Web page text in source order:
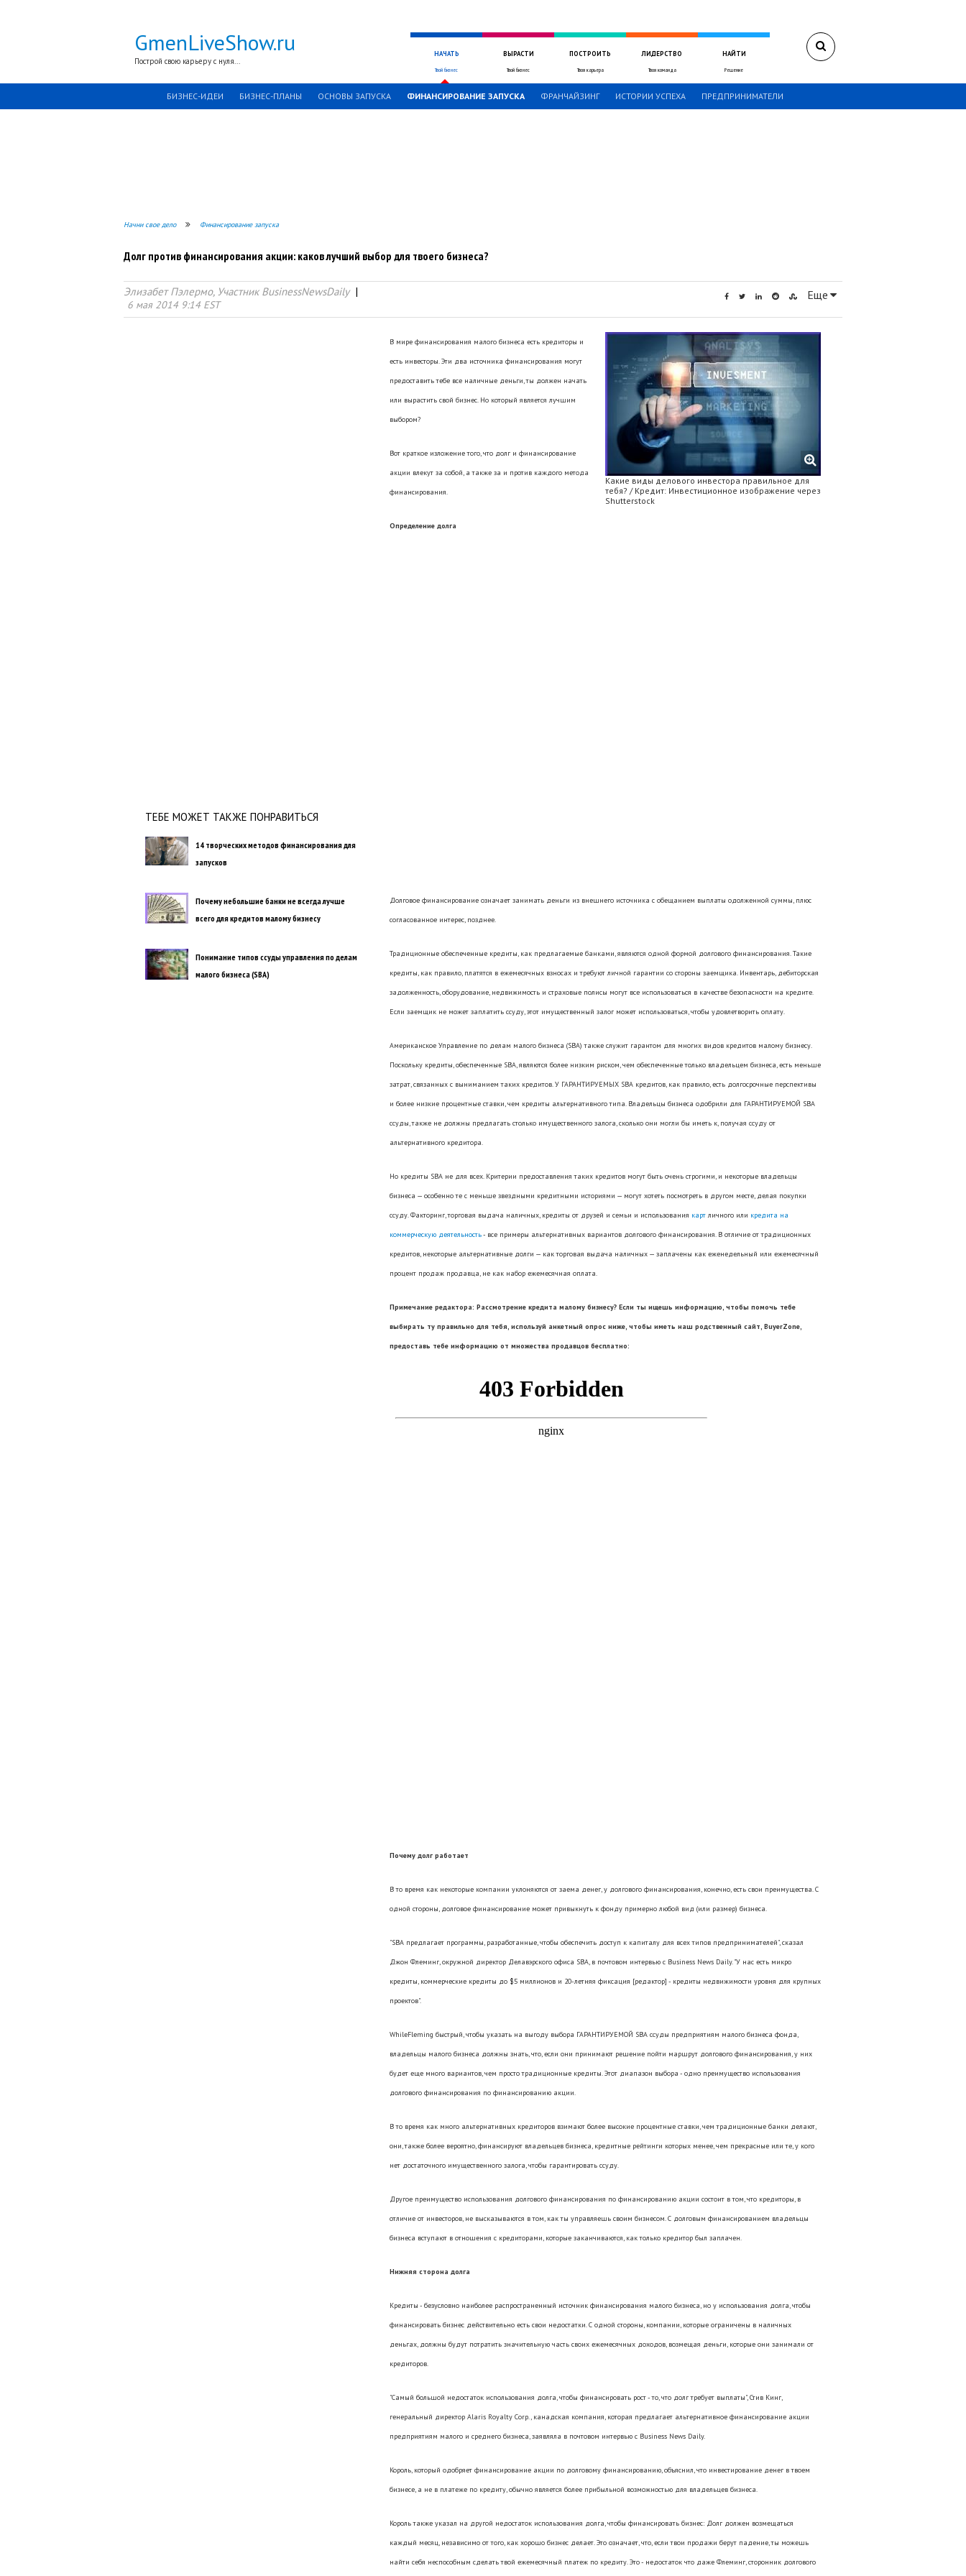
GmenLiveShow.ru
Построй свою карьеру с нуля...
НАЧАТЬ
Твой бизнес
ВЫРАСТИ
Твой бизнес
ПОСТРОИТЬ
Твоя карьера
ЛИДЕРСТВО
Твоя команда
НАЙТИ
Решение
БИЗНЕС-ИДЕИ БИЗНЕС-ПЛАНЫ ОСНОВЫ ЗАПУСКА ФИНАНСИРОВАНИЕ ЗАПУСКА ФРАНЧАЙЗИНГ ИСТОРИИ УСПЕХА ПРЕДПРИНИМАТЕЛИ
Начни свое дело Финансирование запуска
Долг против финансирования акции: каков лучший выбор для твоего бизнеса?
Элизабет Пэлермо, Участник BusinessNewsDaily
6 мая 2014 9:14 EST
Еще
Какие виды делового инвестора правильное для
тебя? / Кредит: Инвестиционное изображение через
Shutterstock
В мире финансирования малого бизнеса есть кредиторы и
есть инвесторы. Эти два источника финансирования могут
предоставить тебе все наличные деньги, ты должен начать
или вырастить свой бизнес. Но который является лучшим
выбором?
Вот краткое изложение того, что долг и финансирование
акции влекут за собой, а также за и против каждого метода
финансирования.
Определение долга
Долговое финансирование означает занимать деньги из внешнего источника с обещанием выплаты одолженной суммы, плюс
согласованное интерес, позднее.
Традиционные обеспеченные кредиты, как предлагаемые банками, являются одной формой долгового финансирования. Такие
кредиты, как правило, платятся в ежемесячных взносах и требуют личной гарантии со стороны заемщика. Инвентарь, дебиторская
задолженность, оборудование, недвижимость и страховые полисы могут все использоваться в качестве безопасности на кредите.
Если заемщик не может заплатить ссуду, этот имущественный залог может использоваться, чтобы удовлетворить оплату.
Американское Управление по делам малого бизнеса (SBA) также служит гарантом для многих видов кредитов малому бизнесу.
Поскольку кредиты, обеспеченные SBA, являются более низким риском, чем обеспеченные только владельцем бизнеса, есть меньше
затрат, связанных с выниманием таких кредитов. У ГАРАНТИРУЕМЫХ SBA кредитов, как правило, есть долгосрочные перспективы
и более низкие процентные ставки, чем кредиты альтернативного типа. Владельцы бизнеса одобрили для ГАРАНТИРУЕМОЙ SBA
ссуды, также не должны предлагать столько имущественного залога, сколько они могли бы иметь к, получая ссуду от
альтернативного кредитора.
Но кредиты SBA не для всех. Критерии предоставления таких кредитов могут быть очень строгими, и некоторые владельцы
бизнеса — особенно те с меньше звездными кредитными историями — могут хотеть посмотреть в другом месте, делая покупки
ссуду. Факторинг, торговая выдача наличных, кредиты от друзей и семьи и использования картличного или кредита на
коммерческую деятельность- все примеры альтернативных вариантов долгового финансирования. В отличие от традиционных
кредитов, некоторые альтернативные долги — как торговая выдача наличных — заплачены как еженедельный или ежемесячный
процент продаж продавца, не как набор ежемесячная оплата.
Примечание редактора: Рассмотрение кредита малому бизнесу? Если ты ищешь информацию, чтобы помочь тебе
выбирать ту правильно для тебя, используй анкетный опрос ниже, чтобы иметь наш родственный сайт, BuyerZone,
предоставь тебе информацию от множества продавцов бесплатно:
Почему долг работает
В то время как некоторые компании уклоняются от заема денег, у долгового финансирования, конечно, есть свои преимущества. С
одной стороны, долговое финансирование может привыкнуть к фонду примерно любой вид (или размер) бизнеса.
"SBA предлагает программы, разработанные, чтобы обеспечить доступ к капиталу для всех типов предпринимателей", сказал
Джон Флеминг, окружной директор Делавэрского офиса SBA, в почтовом интервью с Business News Daily. "У нас есть микро
кредиты, коммерческие кредиты до $5 миллионов и 20-летняя фиксация [редактор] - кредиты недвижимости уровня для крупных
проектов".
WhileFleming быстрый, чтобы указать на выгоду выбора ГАРАНТИРУЕМОЙ SBA ссуды предприятиям малого бизнеса фонда,
владельцы малого бизнеса должны знать, что, если они принимают решение пойти маршрут долгового финансирования, у них
будет еще много вариантов, чем просто традиционные кредиты. Этот диапазон выбора - одно преимущество использования
долгового финансирования по финансированию акции.
В то время как много альтернативных кредиторов взимают более высокие процентные ставки, чем традиционные банки делают,
они, также более вероятно, финансируют владельцев бизнеса, кредитные рейтинги которых менее, чем прекрасные или те, у кого
нет достаточного имущественного залога, чтобы гарантировать ссуду.
Другое преимущество использования долгового финансирования по финансированию акции состоит в том, что кредиторы, в
отличие от инвесторов, не высказываются в том, как ты управляешь своим бизнесом. С долговым финансированием владельцы
бизнеса вступают в отношения с кредиторами, которые заканчиваются, как только кредитор был заплачен.
Нижняя сторона долга
Кредиты - безусловно наиболее распространенный источник финансирования малого бизнеса, но у использования долга, чтобы
финансировать бизнес действительно есть свои недостатки. С одной стороны, компании, которые ограничены в наличных
деньгах, должны будут потратить значительную часть своих ежемесячных доходов, возмещая деньги, которые они занимали от
кредиторов.
"Самый большой недостаток использования долга, чтобы финансировать рост - то, что долг требует выплаты", Стив Кинг,
генеральный директор Alaris Royalty Corp., канадская компания, которая предлагает альтернативное финансирование акции
предприятиям малого и среднего бизнеса, заявляла в почтовом интервью с Business News Daily.
Король, который одобряет финансирование акции по долговому финансированию, объяснил, что инвестирование денег в твоем
бизнесе, а не в платеже по кредиту, обычно является более прибыльной возможностью для владельцев бизнеса.
Король также указал на другой недостаток использования долга, чтобы финансировать бизнес: Долг должен возмещаться
каждый месяц, независимо от того, как хорошо бизнес делает. Это означает, что, если твои продажи берут падение, ты можешь
найти себя неспособным сделать твой ежемесячный платеж по кредиту. Это - недостаток что даже Флеминг, сторонник долгового
ТЕБЕ МОЖЕТ ТАКЖЕ ПОНРАВИТЬСЯ
14 творческих методов финансирования для
запусков
Почему небольшие банки не всегда лучше
всего для кредитов малому бизнесу
Понимание типов ссуды управления по делам
малого бизнеса (SBA)